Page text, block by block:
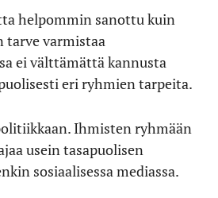
helpommin sanottu kuin
tarve varmistaa
ei välttämättä kannusta
eri ryhmien tarpeita.
Ihmisten ryhmään
usein tasapuolisen
sosiaalisessa mediassa.